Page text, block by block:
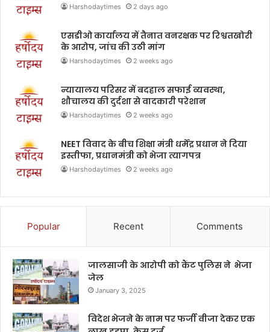
Harshodaytimes 2 days ago
एसडीओ कार्यालय में तैनात वनरक्षक पर रिश्वतखोरी
के आरोप, जांच की उठी मांग
Harshodaytimes 2 weeks ago
न्यायालय परिसर में बदहाल सफाई व्यवस्था,
शौचालय की दुर्दशा से वादकारी परेशान
Harshodaytimes 2 weeks ago
NEET विवाद के बीच शिक्षा मंत्री धर्मेंद्र प्रधान ने दिया
इस्तीफा, प्रधानमंत्री को भेजा त्यागपत्र
Harshodaytimes 2 weeks ago
Popular Recent Comments
जालसाजी के आरोपी को कैंट पुलिस ने भेजा
जेल
January 3, 2025
विदेश भेजने के नाम पर फर्जी वीजा देकर एक